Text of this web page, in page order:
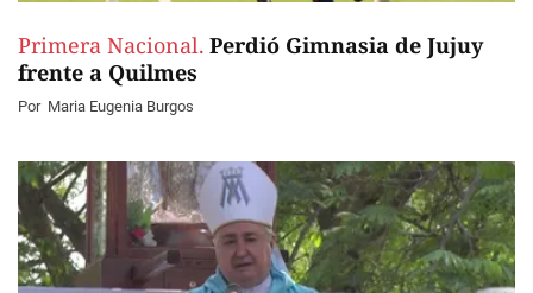
Primera Nacional. Perdió Gimnasia de Jujuy
frente a Quilmes
Por Maria Eugenia Burgos